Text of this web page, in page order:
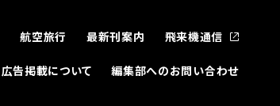
航空旅行 最新刊案内 飛来機通信
広告掲載について 編集部へのお問い合わせ